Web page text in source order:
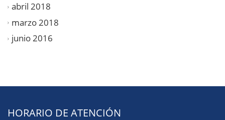
abril 2018
marzo 2018
junio 2016
HORARIO DE ATENCIÓN